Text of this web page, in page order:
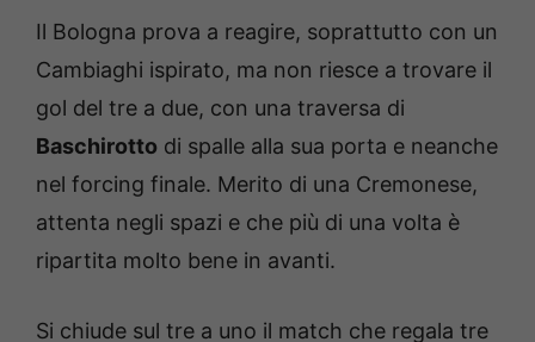
Il Bologna prova a reagire, soprattutto con un
Cambiaghi ispirato, ma non riesce a trovare il
gol del tre a due, con una traversa di
Baschirotto di spalle alla sua porta e neanche
nel forcing finale. Merito di una Cremonese,
attenta negli spazi e che più di una volta è
ripartita molto bene in avanti.
Si chiude sul tre a uno il match che regala tre